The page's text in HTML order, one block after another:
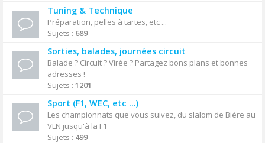
Tuning & Technique
Préparation, pelles à tartes, etc ...
Sujets : 689
Sorties, balades, journées circuit
Balade ? Circuit ? Virée ? Partagez bons plans et bonnes
adresses !
Sujets : 1201
Sport (F1, WEC, etc ...)
Les championnats que vous suivez, du slalom de Bière au
VLN jusqu'à la F1
Sujets : 499